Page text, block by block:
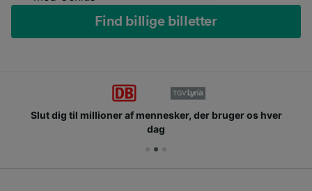
Find billige billetter
Slut dig til millioner af mennesker, der bruger os hver
dag